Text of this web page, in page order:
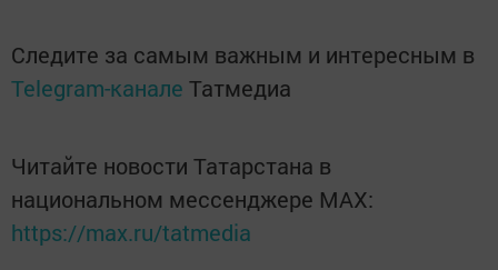
Следите за самым важным и интересным в
Telegram-канале Татмедиа
Читайте новости Татарстана в
национальном мессенджере MАХ:
https://max.ru/tatmedia